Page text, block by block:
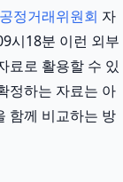
공정거래위원회 자
시18분 이런 외부
료로 활용할 수 있
정하는 자료는 아
함께 비교하는 방